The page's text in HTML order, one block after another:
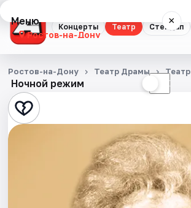
Концерты Театр Стендап
Меню ×
Ростов-на-Дону
Концерты
Театр
Стендап
Ночной режим ☾
Ростов-на-Дону Театр Драмы Театр